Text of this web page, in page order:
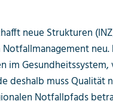
neue Strukturen
im
deshalb muss
Notfallpfads